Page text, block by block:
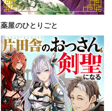
薬屋のひとりごと